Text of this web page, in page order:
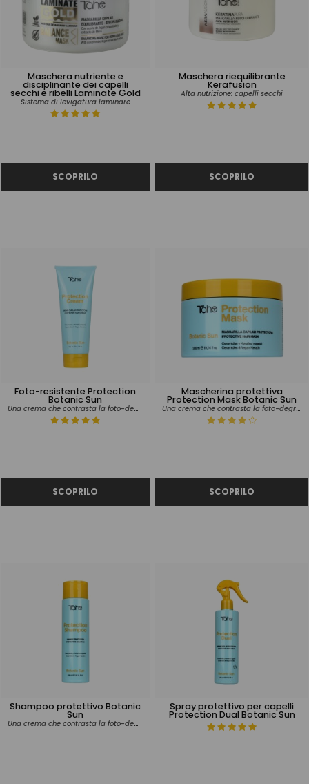
Maschera nutriente e
disciplinante dei capelli
secchi e ribelli Laminate Gold
Sistema di levigatura laminare
Maschera riequilibrante
Kerafusion
Alta nutrizione: capelli secchi
Foto-resistente Protection
Botanic Sun
Una crema che contrasta la foto-degradazione della fibra capillare
Mascherina protettiva
Protection Mask Botanic Sun
Una crema che contrasta la foto-degradazione della fibra capillare
Shampoo protettivo Botanic
Sun
Una crema che contrasta la foto-degradazione della fibra capillare
Spray protettivo per capelli
Protection Dual Botanic Sun